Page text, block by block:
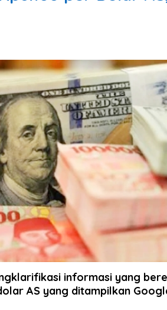
informasi yang
AS yang ditampilkan